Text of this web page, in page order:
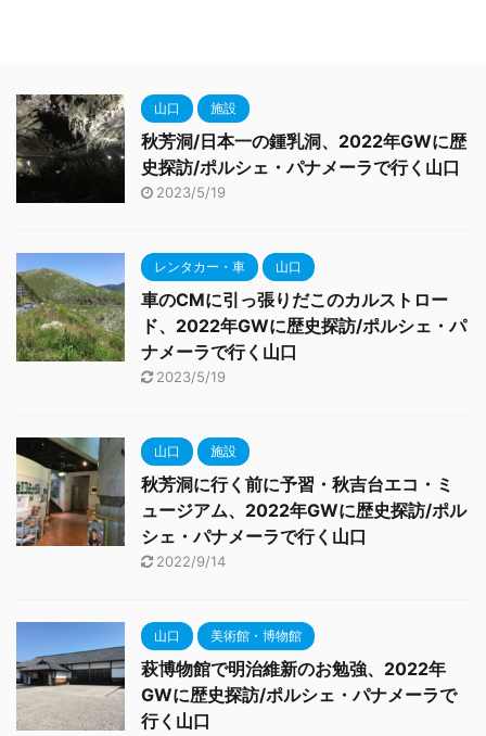
山口 施設
秋芳洞/日本一の鍾乳洞、2022年GWに歴
史探訪/ポルシェ・パナメーラで行く山口
2023/5/19
レンタカー・車 山口
車のCMに引っ張りだこのカルストロー
ド、2022年GWに歴史探訪/ポルシェ・パ
ナメーラで行く山口
2023/5/19
山口 施設
秋芳洞に行く前に予習・秋吉台エコ・ミ
ュージアム、2022年GWに歴史探訪/ポル
シェ・パナメーラで行く山口
2022/9/14
山口 美術館・博物館
萩博物館で明治維新のお勉強、2022年
GWに歴史探訪/ポルシェ・パナメーラで
行く山口